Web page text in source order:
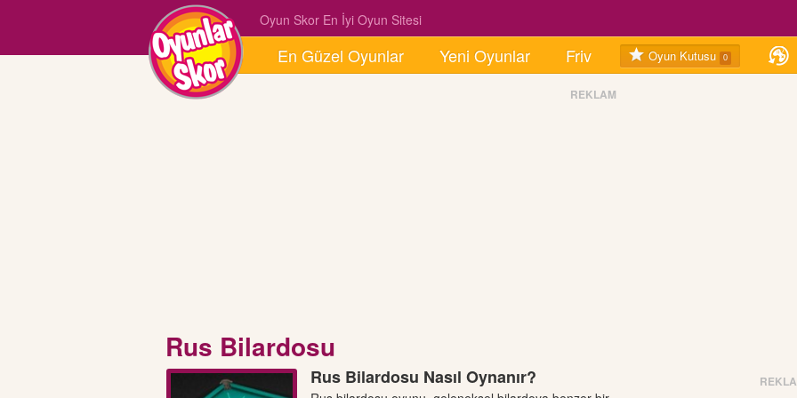
En Güzel Oyunlar Yeni Oyunlar Friv Oyun Kutusu 0
Oyun Skor En İyi Oyun Sitesi
REKLAM
Rus Bilardosu
Rus Bilardosu Nasıl Oynanır?